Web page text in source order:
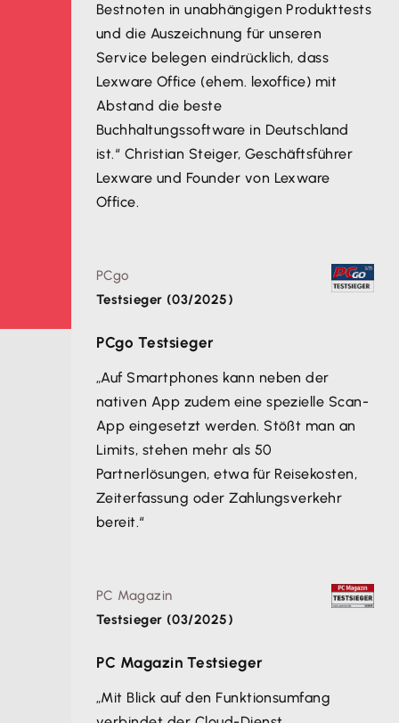
Bestnoten in unabhängigen Produkttests
und die Auszeichnung für unseren
Service belegen eindrücklich, dass
Lexware Office (ehem. lexoffice) mit
Abstand die beste
Buchhaltungssoftware in Deutschland
ist.“ Christian Steiger, Geschäftsführer
Lexware und Founder von Lexware
Office.
PCgo
Testsieger (03/2025)
PCgo Testsieger
„Auf Smartphones kann neben der
nativen App zudem eine spezielle Scan-
App eingesetzt werden. Stößt man an
Limits, stehen mehr als 50
Partnerlösungen, etwa für Reisekosten,
Zeiterfassung oder Zahlungsverkehr
bereit.“
PC Magazin
Testsieger (03/2025)
PC Magazin Testsieger
„Mit Blick auf den Funktionsumfang